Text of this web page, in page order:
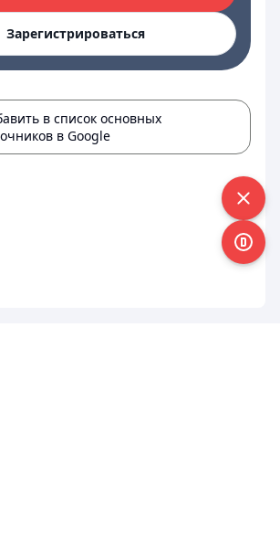
Зарегистрироваться
в список основных
в Google